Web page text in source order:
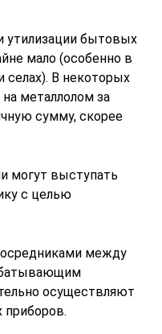
утилизации бытовых
мало (особенно в
селах). В некоторых
металлолом за
сумму, скорее
могут выступать
с целью
между
осуществляют